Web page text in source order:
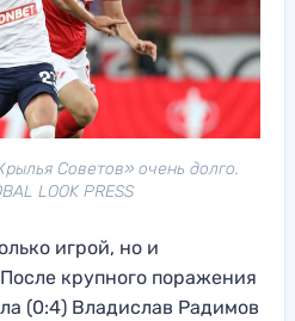
Советов» очень долго.
LOOK PRESS
игрой, но и
крупного поражения
(0:4) Владислав Радимов